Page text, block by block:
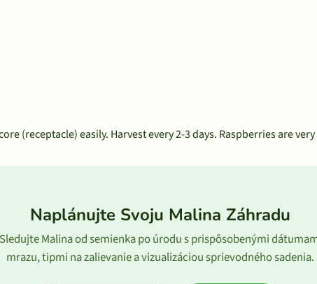
(receptacle) easily. Harvest every 2-3 days. Raspberries are
Naplánujte Svoju Malina Záhradu
Sledujte Malina od semienka po úrodu s prispôsobenými
mrazu, tipmi na zalievanie a vizualizáciou sprievodného sadenia.